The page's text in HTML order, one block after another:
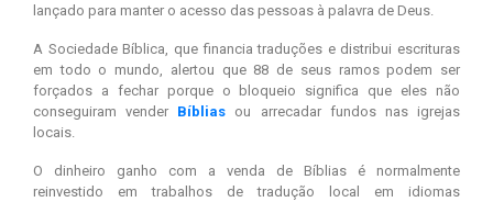
lançado para manter o acesso das pessoas à palavra de Deus.
A Sociedade Bíblica, que financia traduções e distribui escrituras
em todo o mundo, alertou que 88 de seus ramos podem ser
forçados a fechar porque o bloqueio significa que eles não
conseguiram vender Bíblias ou arrecadar fundos nas igrejas
locais.
O dinheiro ganho com a venda de Bíblias é normalmente
reinvestido em trabalhos de tradução local em idiomas